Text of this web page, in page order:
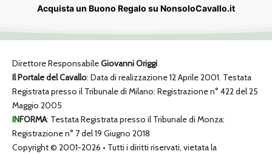
Acquista un Buono Regalo su NonsoloCavallo.it
Direttore ResponsabileGiovanni Origgi
Il Portale del Cavallo: Data di realizzazione 12 Aprile 2001. Testata
Registrata presso il Tribunale di Milano: Registrazione n° 422 del 25
Maggio 2005
INFORMA: Testata Registrata presso il Tribunale di Monza:
Registrazione n° 7 del 19 Giugno 2018
Copyright © 2001-2026 • Tutti i diritti riservati, vietata la